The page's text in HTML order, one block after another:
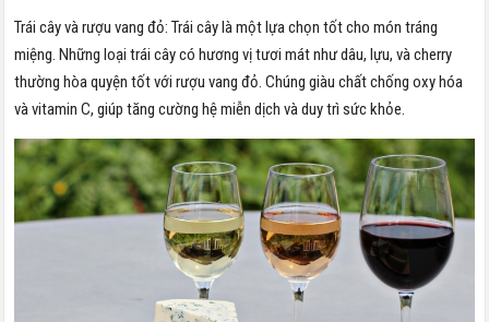
Trái cây và rượu vang đỏ: Trái cây là một lựa chọn tốt cho món tráng
miệng. Những loại trái cây có hương vị tươi mát như dâu, lựu, và cherry
thường hòa quyện tốt với rượu vang đỏ. Chúng giàu chất chống oxy hóa
và vitamin C, giúp tăng cường hệ miễn dịch và duy trì sức khỏe.